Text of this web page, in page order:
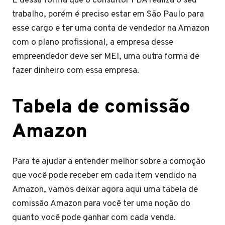
trabalho, porém é preciso estar em São Paulo para
esse cargo e ter uma conta de vendedor na Amazon
com o plano profissional, a empresa desse
empreendedor deve ser MEI, uma outra forma de
fazer dinheiro com essa empresa.
Tabela de comissão
Amazon
Para te ajudar a entender melhor sobre a comoção
que você pode receber em cada item vendido na
Amazon, vamos deixar agora aqui uma tabela de
comissão Amazon para você ter uma noção do
quanto você pode ganhar com cada venda.